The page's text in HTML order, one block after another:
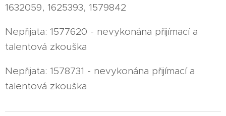
1632059, 1625393, 1579842
Nepřijata: 1577620 - nevykonána přijímací a
talentová zkouška
Nepřijata: 1578731 - nevykonána přijímací a
talentová zkouška